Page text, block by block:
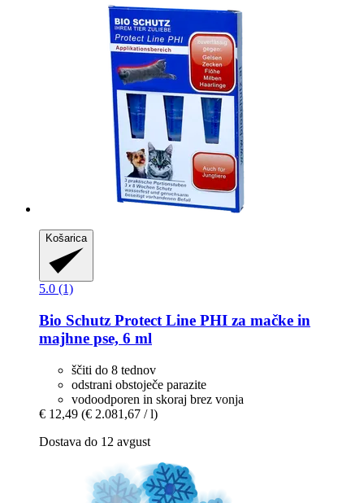
Košarica
5.0 (1)
Bio Schutz Protect Line PHI za mačke in
majhne pse, 6 ml
ščiti do 8 tednov
odstrani obstoječe parazite
vodoodporen in skoraj brez vonja
€ 12,49 (€ 2.081,67 / l)
Dostava do 12 avgust